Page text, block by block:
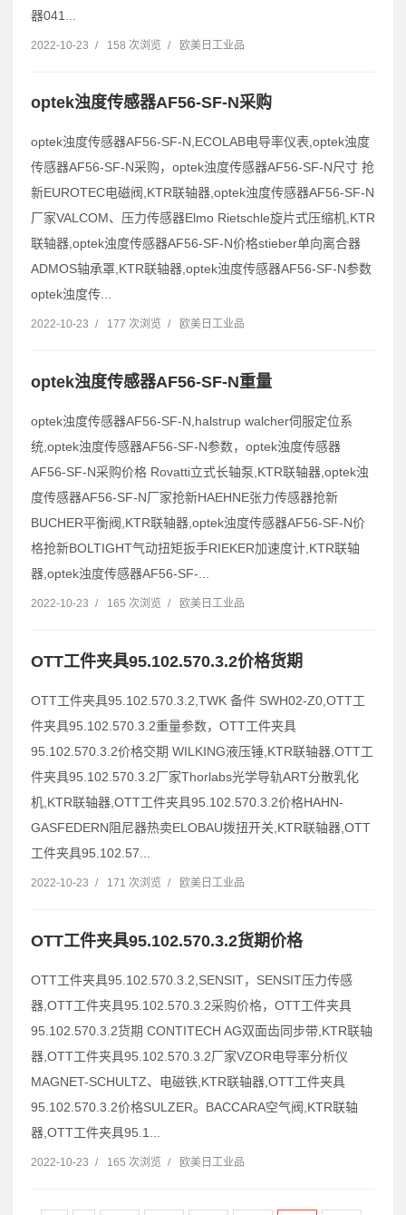
器041...
2022-10-23 / 158 次浏览 / 欧美日工业品
optek浊度传感器AF56-SF-N采购
optek浊度传感器AF56-SF-N,ECOLAB电导率仪表,optek浊度
传感器AF56-SF-N采购，optek浊度传感器AF56-SF-N尺寸 抢
新EUROTEC电磁阀,KTR联轴器,optek浊度传感器AF56-SF-N
厂家VALCOM、压力传感器Elmo Rietschle旋片式压缩机,KTR
联轴器,optek浊度传感器AF56-SF-N价格stieber单向离合器
ADMOS轴承罩,KTR联轴器,optek浊度传感器AF56-SF-N参数
optek浊度传...
2022-10-23 / 177 次浏览 / 欧美日工业品
optek浊度传感器AF56-SF-N重量
optek浊度传感器AF56-SF-N,halstrup walcher伺服定位系
统,optek浊度传感器AF56-SF-N参数，optek浊度传感器
AF56-SF-N采购价格 Rovatti立式长轴泵,KTR联轴器,optek浊
度传感器AF56-SF-N厂家抢新HAEHNE张力传感器抢新
BUCHER平衡阀,KTR联轴器,optek浊度传感器AF56-SF-N价
格抢新BOLTIGHT气动扭矩扳手RIEKER加速度计,KTR联轴
器,optek浊度传感器AF56-SF-...
2022-10-23 / 165 次浏览 / 欧美日工业品
OTT工件夹具95.102.570.3.2价格货期
OTT工件夹具95.102.570.3.2,TWK 备件 SWH02-Z0,OTT工
件夹具95.102.570.3.2重量参数，OTT工件夹具
95.102.570.3.2价格交期 WILKING液压锤,KTR联轴器,OTT工
件夹具95.102.570.3.2厂家Thorlabs光学导轨ART分散乳化
机,KTR联轴器,OTT工件夹具95.102.570.3.2价格HAHN-
GASFEDERN阻尼器热卖ELOBAU拨扭开关,KTR联轴器,OTT
工件夹具95.102.57...
2022-10-23 / 171 次浏览 / 欧美日工业品
OTT工件夹具95.102.570.3.2货期价格
OTT工件夹具95.102.570.3.2,SENSIT，SENSIT压力传感
器,OTT工件夹具95.102.570.3.2采购价格，OTT工件夹具
95.102.570.3.2货期 CONTITECH AG双面齿同步带,KTR联轴
器,OTT工件夹具95.102.570.3.2厂家VZOR电导率分析仪
MAGNET-SCHULTZ、电磁铁,KTR联轴器,OTT工件夹具
95.102.570.3.2价格SULZER。BACCARA空气阀,KTR联轴
器,OTT工件夹具95.1...
2022-10-23 / 165 次浏览 / 欧美日工业品